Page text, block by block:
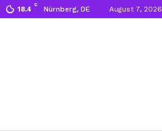
18.4
C
Nürnberg, DE August 7, 2026